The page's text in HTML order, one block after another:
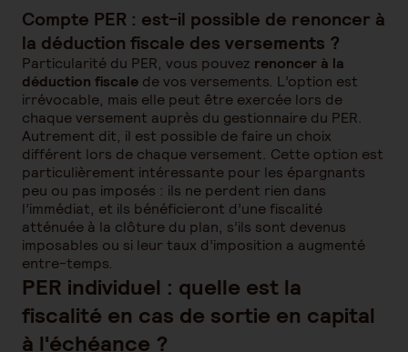
Compte PER : est-il possible de renoncer à
la déduction fiscale des versements ?
Particularité du PER, vous pouvez renoncer à la
déduction fiscale de vos versements. L’option est
irrévocable, mais elle peut être exercée lors de
chaque versement auprès du gestionnaire du PER.
Autrement dit, il est possible de faire un choix
différent lors de chaque versement. Cette option est
particulièrement intéressante pour les épargnants
peu ou pas imposés : ils ne perdent rien dans
l’immédiat, et ils bénéficieront d’une fiscalité
atténuée à la clôture du plan, s’ils sont devenus
imposables ou si leur taux d’imposition a augmenté
entre-temps.
PER individuel : quelle est la
fiscalité en cas de sortie en capital
à l'échéance ?